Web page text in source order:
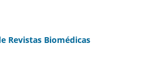
Revistas Biomédicas